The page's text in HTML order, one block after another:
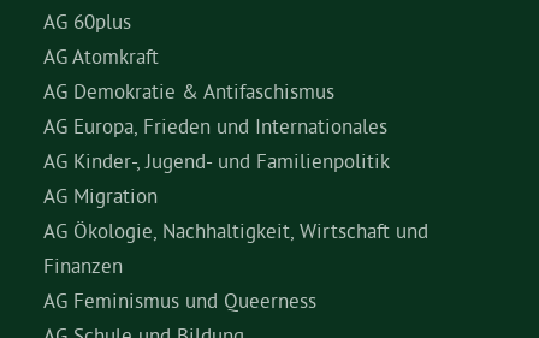
AG 60plus
AG Atomkraft
AG Demokratie & Antifaschismus
AG Europa, Frieden und Internationales
AG Kinder-, Jugend- und Familienpolitik
AG Migration
AG Ökologie, Nachhaltigkeit, Wirtschaft und
Finanzen
AG Feminismus und Queerness